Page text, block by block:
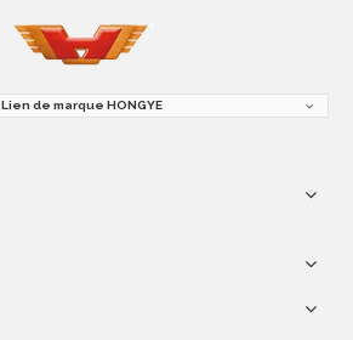
Lien de marque HONGYE